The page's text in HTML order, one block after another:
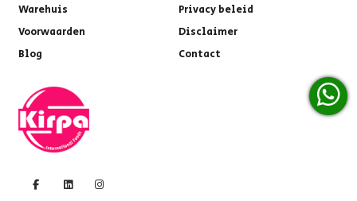
Warehuis
Privacy beleid
Voorwaarden
Disclaimer
Blog
Contact